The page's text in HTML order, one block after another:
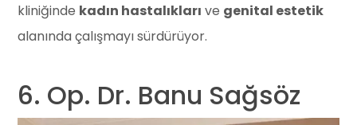
kliniğinde kadın hastalıkları ve genital estetik
alanında çalışmayı sürdürüyor.
6. Op. Dr. Banu Sağsöz